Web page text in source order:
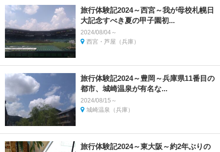
旅行体験記2024～西宮～我が母校札幌日
大記念すべき夏の甲子園初...
2024/08/04～
西宮・芦屋（兵庫）
旅行体験記2024～豊岡～兵庫県11番目の
都市、城崎温泉が有名な...
2024/08/15～
城崎温泉（兵庫）
旅行体験記2024～東大阪～約2年ぶりの